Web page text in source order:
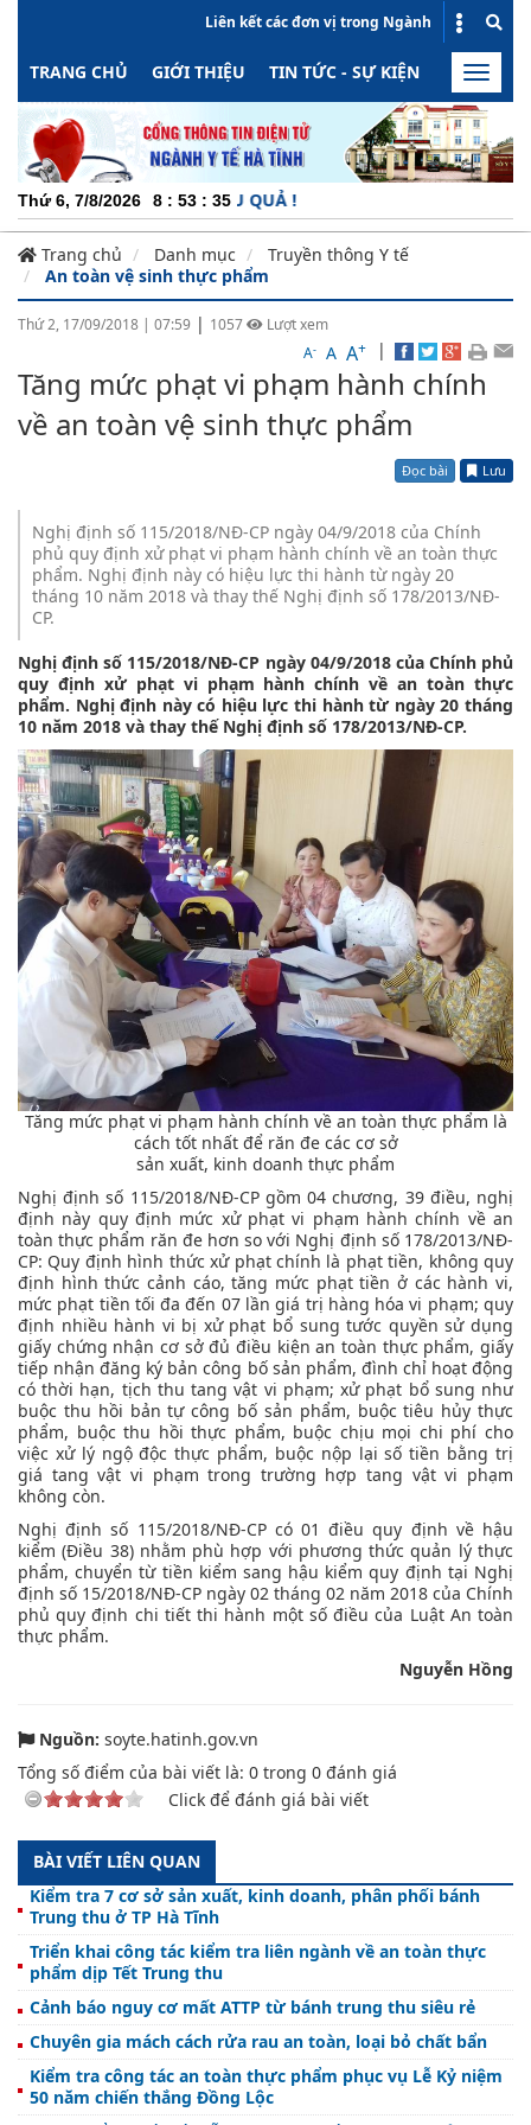
Liên kết các đơn vị trong Ngành
TRANG CHỦ GIỚI THIỆU TIN TỨC - SỰ KIỆN HOẠT
Toggle
Thứ 6, 7/8/2026 8 : 53 : 35
- MINH BẠCH - HIỆU QUẢ !
Trang chủ Danh mục
Truyền thông Y tế
An toàn vệ sinh thực phẩm
Thứ 2, 17/09/2018 | 07:59 | 1057
Lượt xem
A- A A+ |
Tăng mức phạt vi phạm hành chính
về an toàn vệ sinh thực phẩm
Đọc bài Lưu
Nghị định số 115/2018/NĐ-CP ngày 04/9/2018 của Chính
phủ quy định xử phạt vi phạm hành chính về an toàn thực
phẩm. Nghị định này có hiệu lực thi hành từ ngày 20
tháng 10 năm 2018 và thay thế Nghị định số 178/2013/NĐ-
CP.
Nghị định số 115/2018/NĐ-CP ngày 04/9/2018 của Chính phủ
quy định xử phạt vi phạm hành chính về an toàn thực
phẩm. Nghị định này có hiệu lực thi hành từ ngày 20 tháng
10 năm 2018 và thay thế Nghị định số 178/2013/NĐ-CP.
Tăng mức phạt vi phạm hành chính về an toàn thực phẩm là
cách tốt nhất để răn đe các cơ sở
sản xuất, kinh doanh thực phẩm
Nghị định số 115/2018/NĐ-CP gồm 04 chương, 39 điều, nghị
định này quy định mức xử phạt vi phạm hành chính về an
toàn thực phẩm răn đe hơn so với Nghị định số 178/2013/NĐ-
CP: Quy định hình thức xử phạt chính là phạt tiền, không quy
định hình thức cảnh cáo, tăng mức phạt tiền ở các hành vi,
mức phạt tiền tối đa đến 07 lần giá trị hàng hóa vi phạm; quy
định nhiều hành vi bị xử phạt bổ sung tước quyền sử dụng
giấy chứng nhận cơ sở đủ điều kiện an toàn thực phẩm, giấy
tiếp nhận đăng ký bản công bố sản phẩm, đình chỉ hoạt động
có thời hạn, tịch thu tang vật vi phạm; xử phạt bổ sung như
buộc thu hồi bản tự công bố sản phẩm, buộc tiêu hủy thực
phẩm, buộc thu hồi thực phẩm, buộc chịu mọi chi phí cho
việc xử lý ngộ độc thực phẩm, buộc nộp lại số tiền bằng trị
giá tang vật vi phạm trong trường hợp tang vật vi phạm
không còn.
Nghị định số 115/2018/NĐ-CP có 01 điều quy định về hậu
kiểm (Điều 38) nhằm phù hợp với phương thức quản lý thực
phẩm, chuyển từ tiền kiểm sang hậu kiểm quy định tại Nghị
định số 15/2018/NĐ-CP ngày 02 tháng 02 năm 2018 của Chính
phủ quy định chi tiết thi hành một số điều của Luật An toàn
thực phẩm.
Nguyễn Hồng
Nguồn: soyte.hatinh.gov.vn
Tổng số điểm của bài viết là: 0 trong 0 đánh giá
Click để đánh giá bài viết
BÀI VIẾT LIÊN QUAN
Kiểm tra 7 cơ sở sản xuất, kinh doanh, phân phối bánh
Trung thu ở TP Hà Tĩnh
Triển khai công tác kiểm tra liên ngành về an toàn thực
phẩm dịp Tết Trung thu
Cảnh báo nguy cơ mất ATTP từ bánh trung thu siêu rẻ
Chuyên gia mách cách rửa rau an toàn, loại bỏ chất bẩn
Kiểm tra công tác an toàn thực phẩm phục vụ Lễ Kỷ niệm
50 năm chiến thắng Đồng Lộc